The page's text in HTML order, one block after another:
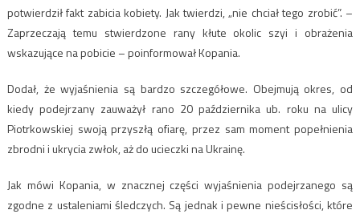
potwierdził fakt zabicia kobiety. Jak twierdzi, „nie chciał tego zrobić”. –
Zaprzeczają temu stwierdzone rany kłute okolic szyi i obrażenia
wskazujące na pobicie – poinformował Kopania.
Dodał, że wyjaśnienia są bardzo szczegółowe. Obejmują okres, od
kiedy podejrzany zauważył rano 20 października ub. roku na ulicy
Piotrkowskiej swoją przyszłą ofiarę, przez sam moment popełnienia
zbrodni i ukrycia zwłok, aż do ucieczki na Ukrainę.
Jak mówi Kopania, w znacznej części wyjaśnienia podejrzanego są
zgodne z ustaleniami śledczych. Są jednak i pewne nieścisłości, które